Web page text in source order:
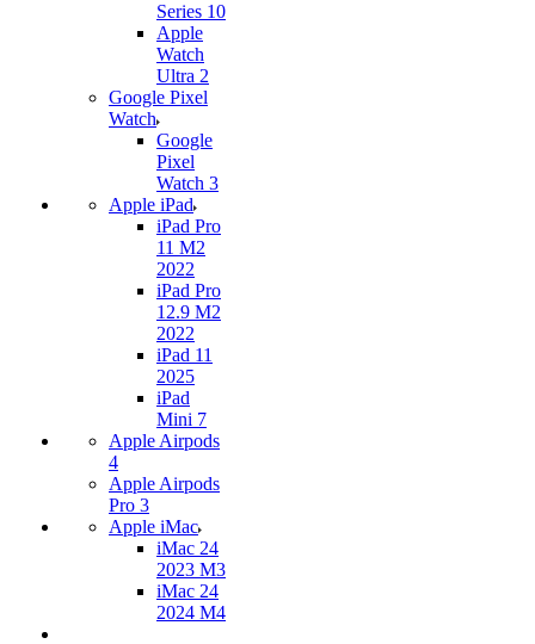
Series 10
Apple
Watch
Ultra 2
Google Pixel
Watch
Google
Pixel
Watch 3
Apple iPad
iPad Pro
11 M2
2022
iPad Pro
12.9 M2
2022
iPad 11
2025
iPad
Mini 7
Apple Airpods
4
Apple Airpods
Pro 3
Apple iMac
iMac 24
2023 M3
iMac 24
2024 M4